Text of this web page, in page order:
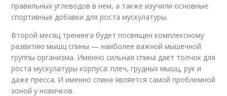
правильных углеводов в нем, а также изучили основные
спортивные добавки для роста мускулатуры.
Второй месяц тренинга будет посвящен комплексному
развитию мышц спины — наиболее важной мышечной
группы организма. Именно сильная спина дает толчок для
роста мускулатуры корпуса: плеч, грудных мышц, рук и
даже пресса. И именно спина является самой проблемной
зоной у новичков.